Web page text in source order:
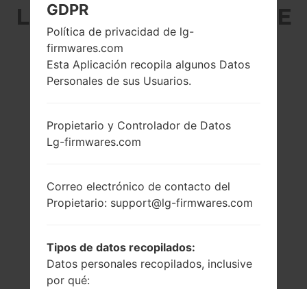
LG H955A (LGH955A) DE
LA SERIE LG G FLEX 2
LTE-A
(~73.5% relación
pantalla-cuerpo)
píxeles por
pulgada)
A53 & 4x2.0 GHz
Cortex-A57
Snapdragon 810
2GB
GDPR
Política de privacidad de lg-
firmwares.com
Esta Aplicación recopila algunos Datos
Personales de sus Usuarios.
Propietario y Controlador de Datos
Lg-firmwares.com
Correo electrónico de contacto del
Propietario: support@lg-firmwares.com
Tipos de datos recopilados:
Datos personales recopilados, inclusive
por qué: